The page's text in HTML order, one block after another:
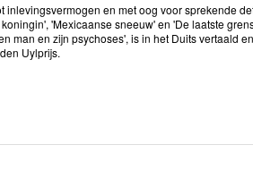
en met oog voor sprekende
'Mexicaanse sneeuw' en 'De laatste
man en zijn psychoses', is in het Duits vertaald
Uylprijs.